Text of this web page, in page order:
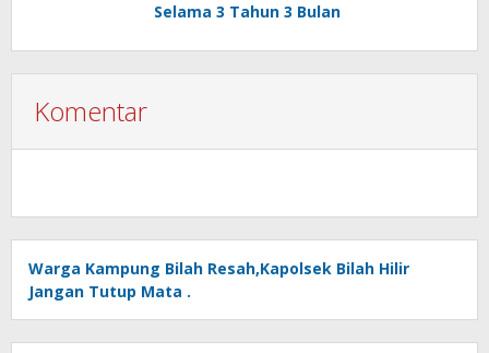
Selama 3 Tahun 3 Bulan
Komentar
Warga Kampung Bilah Resah,Kapolsek Bilah Hilir
Jangan Tutup Mata .